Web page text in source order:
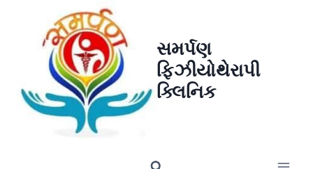
સમર્પણ
ફિઝીયોથેરાપી
ક્લિનિક